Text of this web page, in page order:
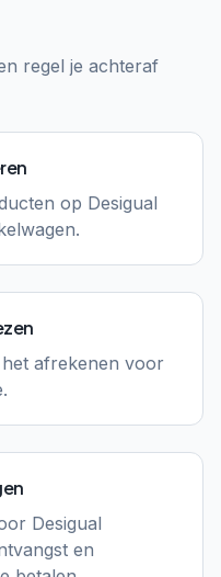
regel je achteraf
op Desigual
het afrekenen voor
Desigual
en